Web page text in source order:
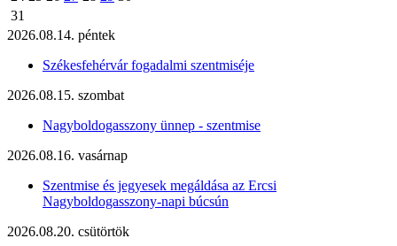
31
2026.08.14. péntek
Székesfehérvár fogadalmi szentmiséje
2026.08.15. szombat
Nagyboldogasszony ünnep - szentmise
2026.08.16. vasárnap
Szentmise és jegyesek megáldása az Ercsi
Nagyboldogasszony-napi búcsún
2026.08.20. csütörtök